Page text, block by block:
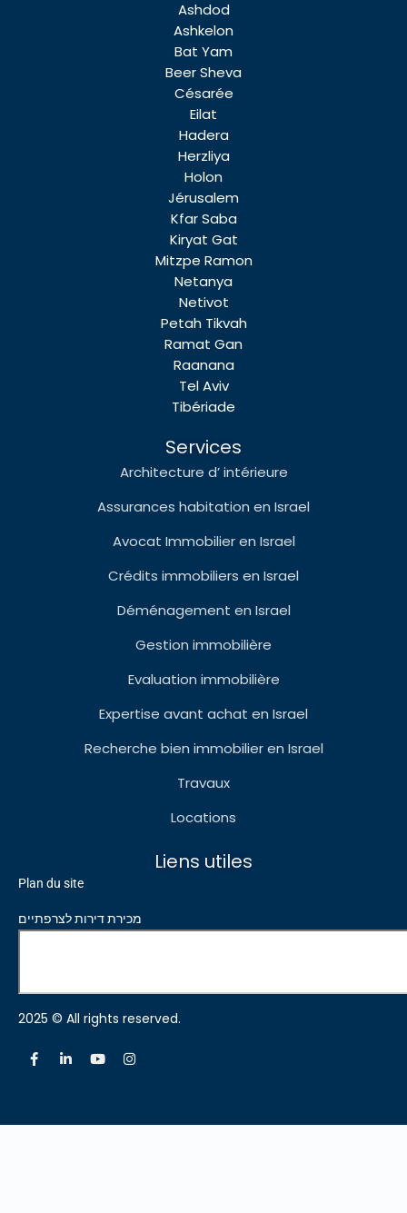
Ashdod
Ashkelon
Bat Yam
Beer Sheva
Césarée
Eilat
Hadera
Herzliya
Holon
Jérusalem
Kfar Saba
Kiryat Gat
Mitzpe Ramon
Netanya
Netivot
Petah Tikvah
Ramat Gan
Raanana
Tel Aviv
Tibériade
Services
Architecture d’ intérieure
Assurances habitation en Israel
Avocat Immobilier en Israel
Crédits immobiliers en Israel
Déménagement en Israel
Gestion immobilière
Evaluation immobilière
Expertise avant achat en Israel
Recherche bien immobilier en Israel
Travaux
Locations
Liens utiles
Plan du site
מכירת דירות לצרפתיים
2025 © All rights reserved.